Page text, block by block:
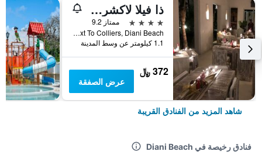
ذا فيلا لاكشري سويتس هوتل
4 نجوم
ممتاز 9.2
Beach Road Next To Colliers, Diani Beach, كينيا
1.1 كيلومتر عن وسط المدينة
372 ﷼
عرض الصفقة
شاهد المزيد من الفنادق القريبة
فنادق رخيصة في Diani Beach